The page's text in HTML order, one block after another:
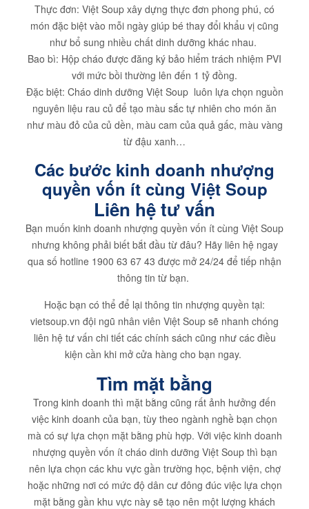
Thực đơn: Việt Soup xây dựng thực đơn phong phú, có
món đặc biệt vào mỗi ngày giúp bé thay đổi khẩu vị cũng
như bổ sung nhiều chất dinh dưỡng khác nhau.
Bao bì: Hộp cháo được đăng ký bảo hiểm trách nhiệm PVI
với mức bồi thường lên đến 1 tỷ đồng.
Đặc biệt: Cháo dinh dưỡng Việt Soup luôn lựa chọn nguồn
nguyên liệu rau củ để tạo màu sắc tự nhiên cho món ăn
như màu đỏ của củ dền, màu cam của quả gấc, màu vàng
từ đậu xanh…
Các bước kinh doanh nhượng
quyền vốn ít cùng Việt Soup
Liên hệ tư vấn
Bạn muốn kinh doanh nhượng quyền vốn ít cùng Việt Soup
nhưng không phải biết bắt đầu từ đâu? Hãy liên hệ ngay
qua số hotline 1900 63 67 43 được mở 24/24 để tiếp nhận
thông tin từ bạn.
Hoặc bạn có thể để lại thông tin nhượng quyền tại:
vietsoup.vn đội ngũ nhân viên Việt Soup sẽ nhanh chóng
liên hệ tư vấn chi tiết các chính sách cũng như các điều
kiện cần khi mở cửa hàng cho bạn ngay.
Tìm mặt bằng
Trong kinh doanh thì mặt bằng cũng rất ảnh hưởng đến
việc kinh doanh của bạn, tùy theo ngành nghề bạn chọn
mà có sự lựa chọn mặt bằng phù hợp. Với việc kinh doanh
nhượng quyền vốn ít cháo dinh dưỡng Việt Soup thì bạn
nên lựa chọn các khu vực gần trường học, bệnh viện, chợ
hoặc những nơi có mức độ dân cư đông đúc việc lựa chọn
mặt bằng gần khu vực này sẽ tạo nên một lượng khách